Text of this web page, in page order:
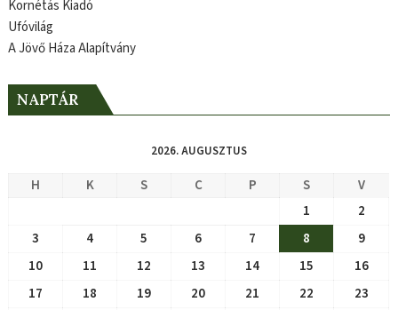
Kornétás Kiadó
Ufóvilág
A Jövő Háza Alapítvány
NAPTÁR
2026. AUGUSZTUS
H K S C P S
V
1
2
3
4 5 6 7 8
9
10
11 12 13 14 15
16
17
18 19 20 21 22
23